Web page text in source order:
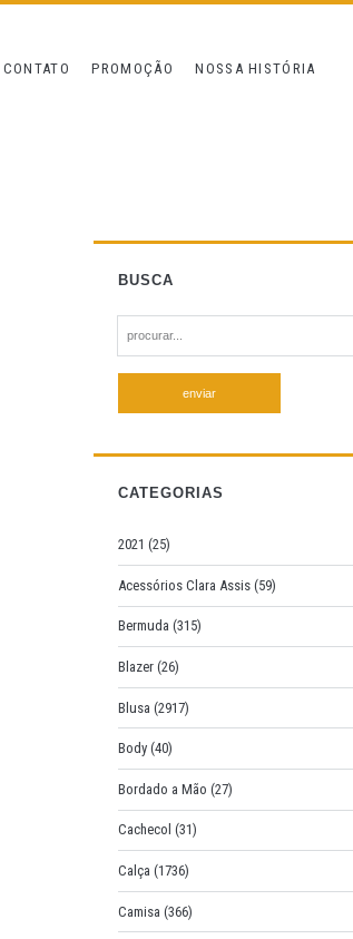
CONTATO PROMOÇÃO NOSSA HISTÓRIA
BUSCA
e
h
f
r
:
CATEGORIAS
2021 (25)
Acessórios Clara Assis (59)
Bermuda (315)
Blazer (26)
Blusa (2917)
Body (40)
Bordado a Mão (27)
Cachecol (31)
Calça (1736)
Camisa (366)